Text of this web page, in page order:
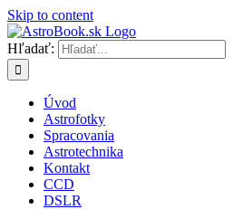
Skip to content
Hľadať:
Úvod
Astrofotky
Spracovania
Astrotechnika
Kontakt
CCD
DSLR